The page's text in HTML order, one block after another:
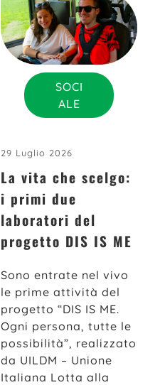
SOCI
ALE
29 Luglio 2026
La vita che scelgo:
i primi due
laboratori del
progetto DIS IS ME
Sono entrate nel vivo
le prime attività del
progetto “DIS IS ME.
Ogni persona, tutte le
possibilità”, realizzato
da UILDM – Unione
Italiana Lotta alla